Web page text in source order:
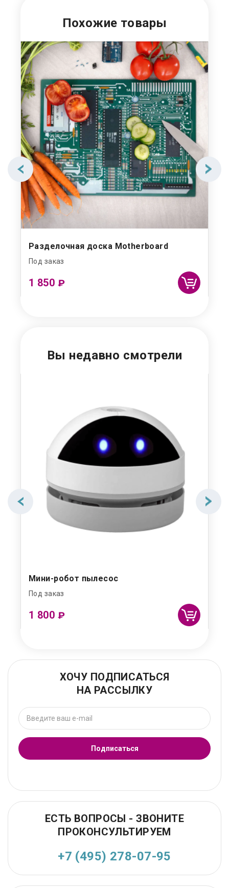
Похожие товары
Разделочная доска Motherboard
Под заказ
1 850 ₽
Вы недавно смотрели
Мини-робот пылесос
Под заказ
1 800 ₽
ХОЧУ ПОДПИСАТЬСЯ
НА РАССЫЛКУ
Подписаться
ЕСТЬ ВОПРОСЫ - ЗВОНИТЕ
ПРОКОНСУЛЬТИРУЕМ
+7 (495) 278-07-95